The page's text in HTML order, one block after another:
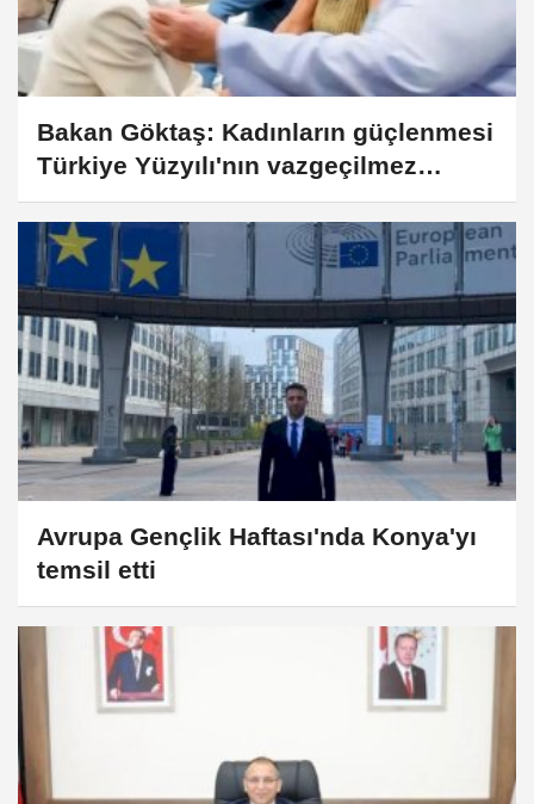
Bakan Göktaş: Kadınların güçlenmesi
Türkiye Yüzyılı'nın vazgeçilmez
parçası
Avrupa Gençlik Haftası'nda Konya'yı
temsil etti